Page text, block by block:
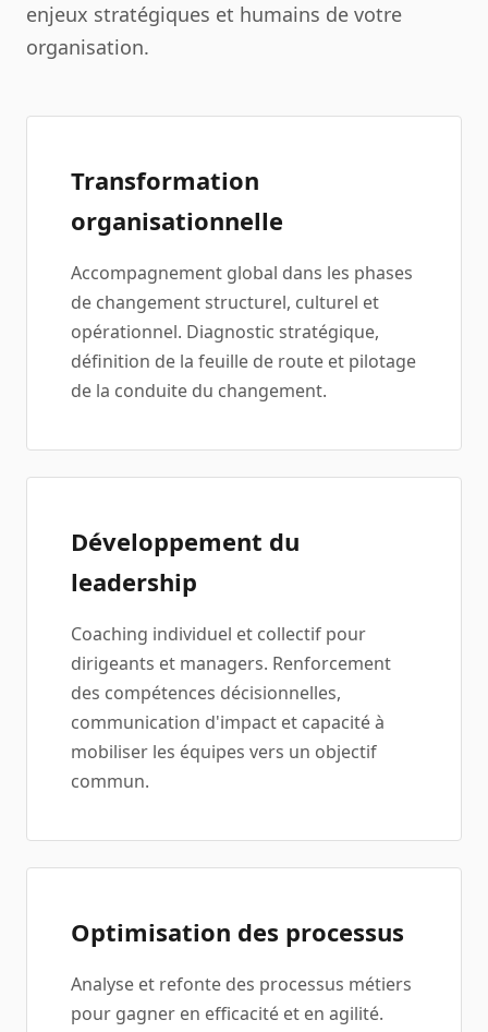
enjeux stratégiques et humains de votre
organisation.
Transformation
organisationnelle
Accompagnement global dans les phases
de changement structurel, culturel et
opérationnel. Diagnostic stratégique,
définition de la feuille de route et pilotage
de la conduite du changement.
Développement du
leadership
Coaching individuel et collectif pour
dirigeants et managers. Renforcement
des compétences décisionnelles,
communication d'impact et capacité à
mobiliser les équipes vers un objectif
commun.
Optimisation des processus
Analyse et refonte des processus métiers
pour gagner en efficacité et en agilité.